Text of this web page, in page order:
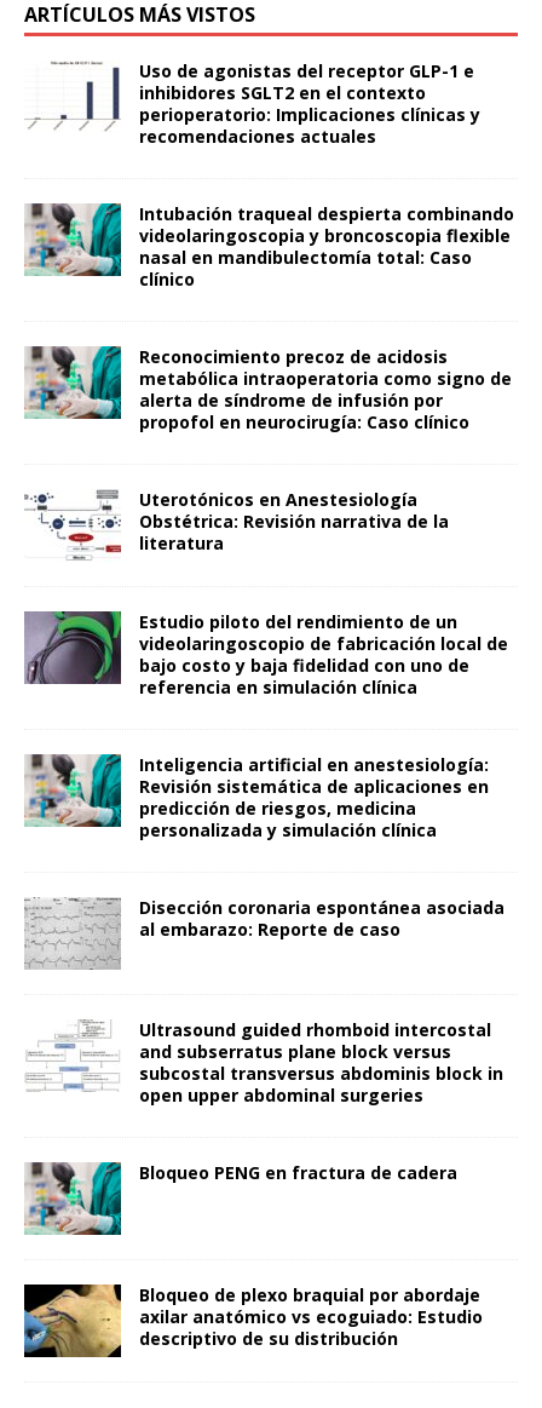
ARTÍCULOS MÁS VISTOS
Uso de agonistas del receptor GLP-1 e
inhibidores SGLT2 en el contexto
perioperatorio: Implicaciones clínicas y
recomendaciones actuales
Intubación traqueal despierta combinando
videolaringoscopia y broncoscopia flexible
nasal en mandibulectomía total: Caso
clínico
Reconocimiento precoz de acidosis
metabólica intraoperatoria como signo de
alerta de síndrome de infusión por
propofol en neurocirugía: Caso clínico
Uterotónicos en Anestesiología
Obstétrica: Revisión narrativa de la
literatura
Estudio piloto del rendimiento de un
videolaringoscopio de fabricación local de
bajo costo y baja fidelidad con uno de
referencia en simulación clínica
Inteligencia artificial en anestesiología:
Revisión sistemática de aplicaciones en
predicción de riesgos, medicina
personalizada y simulación clínica
Disección coronaria espontánea asociada
al embarazo: Reporte de caso
Ultrasound guided rhomboid intercostal
and subserratus plane block versus
subcostal transversus abdominis block in
open upper abdominal surgeries
Bloqueo PENG en fractura de cadera
Bloqueo de plexo braquial por abordaje
axilar anatómico vs ecoguiado: Estudio
descriptivo de su distribución